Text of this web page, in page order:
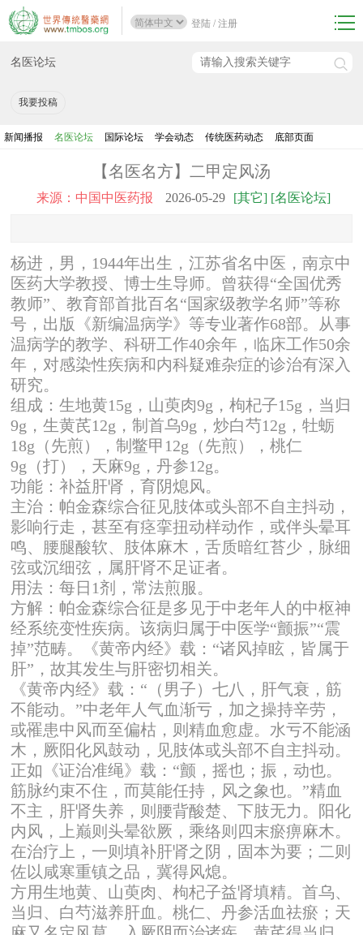
登陆 / 注册
名医论坛
我要投稿
新闻播报 名医论坛 国际论坛 学会动态 传统医药动态 底部页面
【名医名方】二甲定风汤
来源：中国中医药报 2026-05-29 [其它] [名医论坛]
杨进，男，1944年出生，江苏省名中医，南京中
医药大学教授、博士生导师。曾获得“全国优秀
教师”、教育部首批百名“国家级教学名师”等称
号，出版《新编温病学》等专业著作68部。从事
温病学的教学、科研工作40余年，临床工作50余
年，对感染性疾病和内科疑难杂症的诊治有深入
研究。
组成：生地黄15g，山萸肉9g，枸杞子15g，当归
9g，生黄芪12g，制首乌9g，炒白芍12g，牡蛎
18g（先煎），制鳖甲12g（先煎），桃仁
9g（打），天麻9g，丹参12g。
功能：补益肝肾，育阴熄风。
主治：帕金森综合征见肢体或头部不自主抖动，
影响行走，甚至有痉挛扭动样动作，或伴头晕耳
鸣、腰腿酸软、肢体麻木，舌质暗红苔少，脉细
弦或沉细弦，属肝肾不足证者。
用法：每日1剂，常法煎服。
方解：帕金森综合征是多见于中老年人的中枢神
经系统变性疾病。该病归属于中医学“颤振”“震
掉”范畴。《黄帝内经》载：“诸风掉眩，皆属于
肝”，故其发生与肝密切相关。
《黄帝内经》载：“（男子）七八，肝气衰，筋
不能动。”中老年人气血渐亏，加之操持辛劳，
或罹患中风而至偏枯，则精血愈虚。水亏不能涵
木，厥阳化风鼓动，见肢体或头部不自主抖动。
正如《证治准绳》载：“颤，摇也；振，动也。
筋脉约束不住，而莫能任持，风之象也。”精血
不主，肝肾失养，则腰背酸楚、下肢无力。阳化
内风，上巅则头晕欲厥，乘络则四末瘀痹麻木。
在治疗上，一则填补肝肾之阴，固本为要；二则
佐以咸寒重镇之品，冀得风熄。
方用生地黄、山萸肉、枸杞子益肾填精。首乌、
当归、白芍滋养肝血。桃仁、丹参活血祛瘀；天